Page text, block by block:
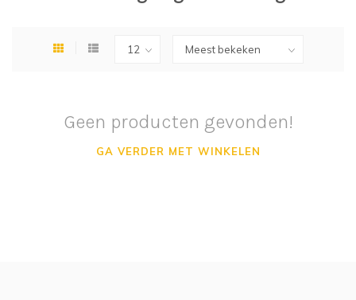
Geen producten gevonden!
GA VERDER MET WINKELEN